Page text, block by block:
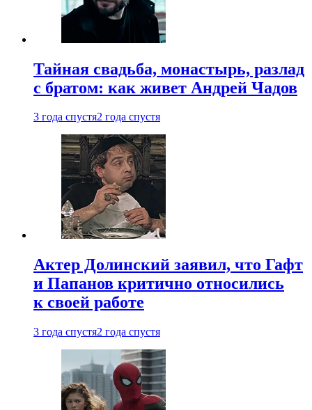
Тайная свадьба, монастырь, разлад
с братом: как живет Андрей Чадов
3 года спустя2 года спустя
Актер Долинский заявил, что Гафт
и Папанов критично относились
к своей работе
3 года спустя2 года спустя